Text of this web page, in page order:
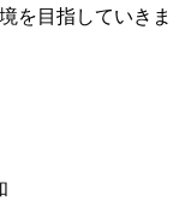
を目指していきま